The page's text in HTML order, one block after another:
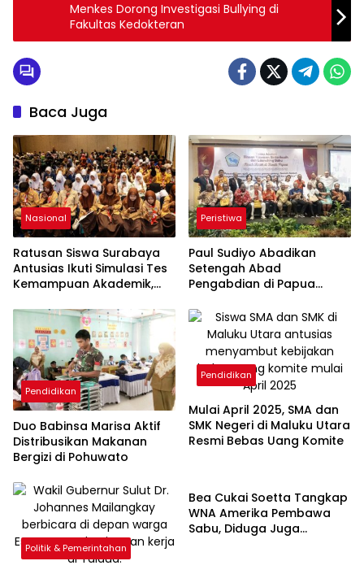
Menkes Dorong Investigasi Bullying di
Fakultas Kedokteran
Baca Juga
Nasional
Ratusan Siswa Surabaya
Antusias Ikuti Simulasi Tes
Kemampuan Akademik,
Membara
Peristiwa
Paul Sudiyo Abadikan
Setengah Abad
Pengabdian di Papua
Tanah Papua
Pendidikan
Duo Babinsa Marisa Aktif
Distribusikan Makanan
Bergizi di Pohuwato
Pendidikan
Mulai April 2025, SMA dan
SMK Negeri di Maluku Utara
Resmi Bebas Uang Komite
Politik & Pemerintahan
Bea Cukai Soetta Tangkap
WNA Amerika Pembawa
Sabu, Diduga Juga